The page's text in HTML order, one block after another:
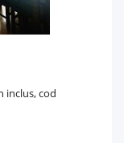
inclus, cod